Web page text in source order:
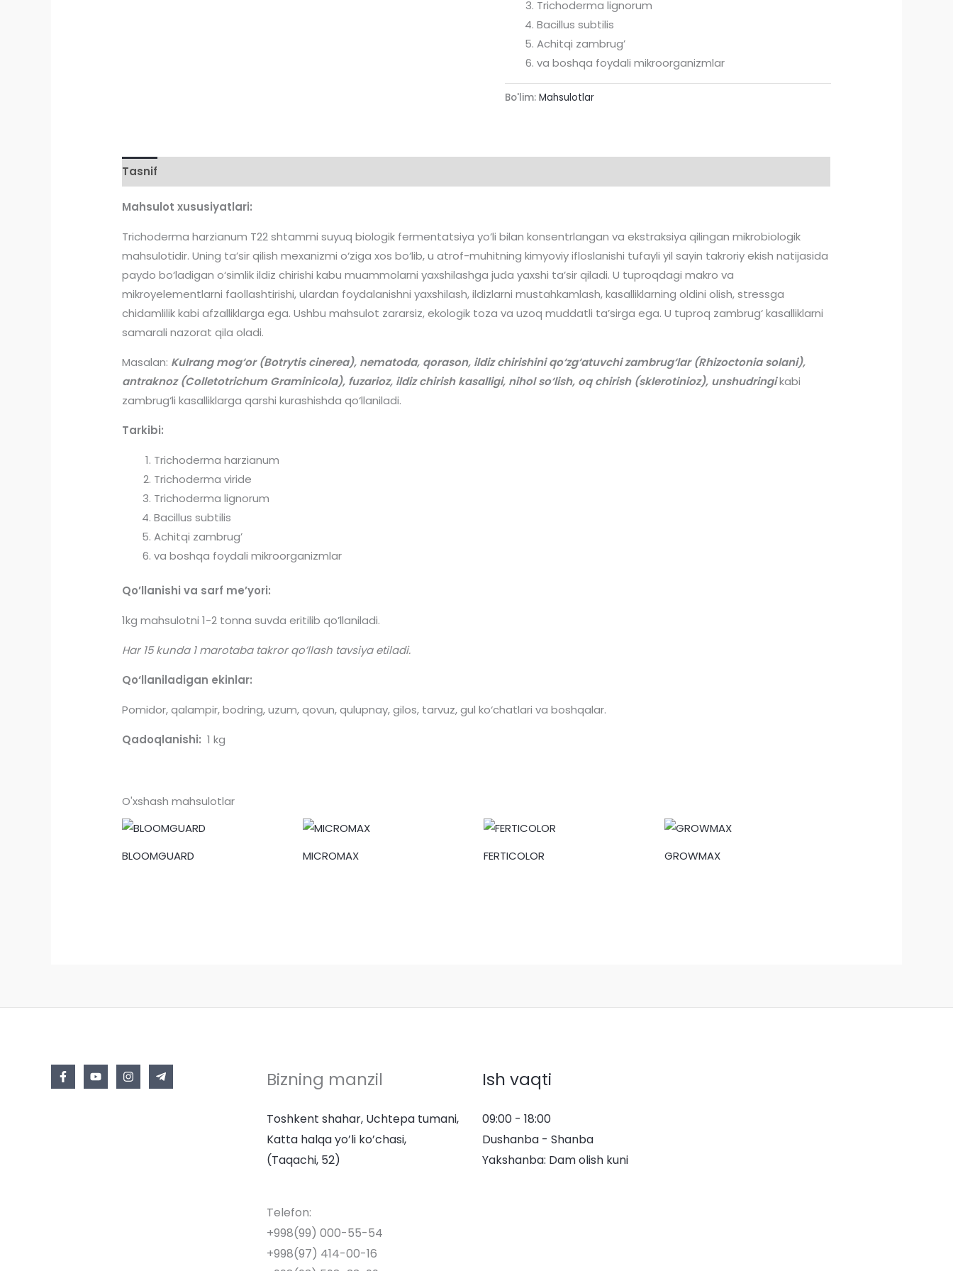
Trichoderma lignorum
Bacillus subtilis
Achitqi zambrug’
va boshqa foydali mikroorganizmlar
Bo'lim: Mahsulotlar
Tasnif
Mahsulot xususiyatlari:
Trichoderma harzianum T22 shtammi suyuq biologik fermentatsiya yo‘li bilan konsentrlangan va ekstraksiya qilingan mikrobiologik
mahsulotidir. Uning ta’sir qilish mexanizmi o‘ziga xos bo‘lib, u atrof-muhitning kimyoviy ifloslanishi tufayli yil sayin takroriy ekish natijasida
paydo bo‘ladigan o‘simlik ildiz chirishi kabu muammolarni yaxshilashga juda yaxshi ta’sir qiladi. U tuproqdagi makro va
mikroyelementlarni faollashtirishi, ulardan foydalanishni yaxshilash, ildizlarni mustahkamlash, kasalliklarning oldini olish, stressga
chidamlilik kabi afzalliklarga ega. Ushbu mahsulot zararsiz, ekologik toza va uzoq muddatli ta’sirga ega. U tuproq zambrug‘ kasalliklarni
samarali nazorat qila oladi.
Masalan: Kulrang mog‘or (Botrytis cinerea), nematoda, qorason, ildiz chirishini qo‘zg‘atuvchi zambrug‘lar (Rhizoctonia solani),
antraknoz (Colletotrichum Graminicola), fuzarioz, ildiz chirish kasalligi, nihol so‘lish, oq chirish (sklerotinioz), unshudringikabi
zambrug‘li kasalliklarga qarshi kurashishda qo‘llaniladi.
Tarkibi:
Trichoderma harzianum
Trichoderma viride
Trichoderma lignorum
Bacillus subtilis
Achitqi zambrug’
va boshqa foydali mikroorganizmlar
Qo’llanishi va sarf me’yori:
1kg mahsulotni 1-2 tonna suvda eritilib qo’llaniladi.
Har 15 kunda 1 marotaba takror qo’llash tavsiya etiladi.
Qo‘llaniladigan ekinlar:
Pomidor, qalampir, bodring, uzum, qovun, qulupnay, gilos, tarvuz, gul ko‘chatlari va boshqalar.
Qadoqlanishi:1 kg
O'xshash mahsulotlar
BLOOMGUARD MICROMAX FERTICOLOR GROWMAX
Bizning manzil
Toshkent shahar, Uchtepa tumani,
Katta halqa yo’li ko’chasi,
(Taqachi, 52)
Telefon:
+998(99) 000-55-54
+998(97) 414-00-16
Ish vaqti
09:00 - 18:00
Dushanba - Shanba
Yakshanba: Dam olish kuni